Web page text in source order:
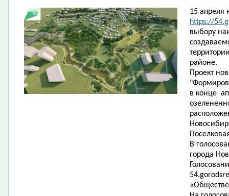
15 апреля
https://
выбору
районе.
Проект
в конце
В
города